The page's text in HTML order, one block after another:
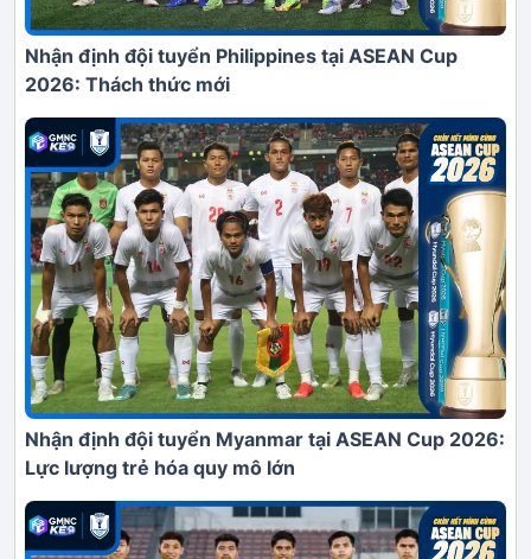
Nhận định đội tuyển Philippines tại ASEAN Cup
2026: Thách thức mới
Nhận định đội tuyển Myanmar tại ASEAN Cup 2026:
Lực lượng trẻ hóa quy mô lớn